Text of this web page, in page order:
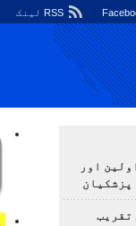
اور
پزشکیان
تقریب